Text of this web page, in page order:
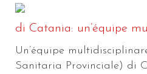
di Catania: un’équipe
Un’équipe
Sanitaria Provinciale) di